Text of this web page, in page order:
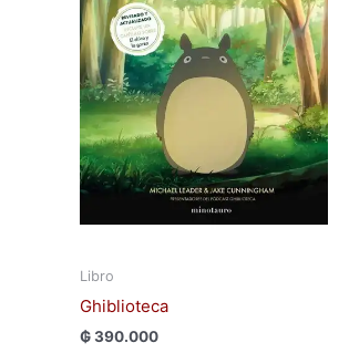
Libro
Ghiblioteca
₲390.000